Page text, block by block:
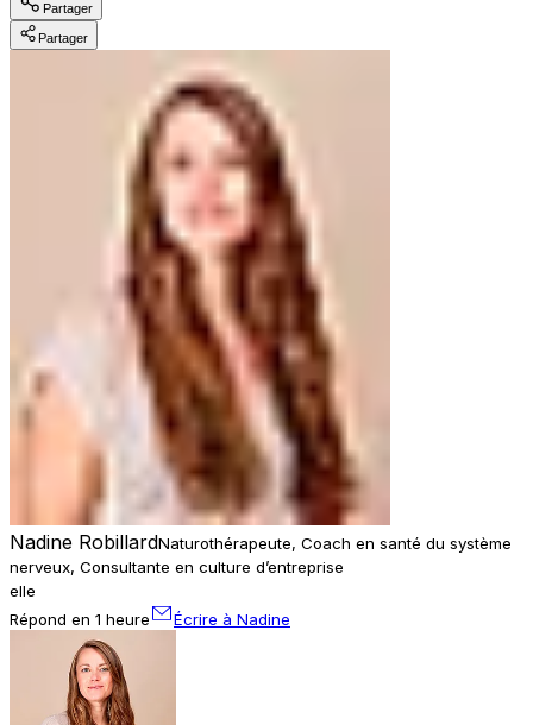
Partager
Partager
Nadine RobillardNaturothérapeute, Coach en santé du système
nerveux, Consultante en culture d’entreprise
elle
Répond en 1 heure
Écrire à Nadine